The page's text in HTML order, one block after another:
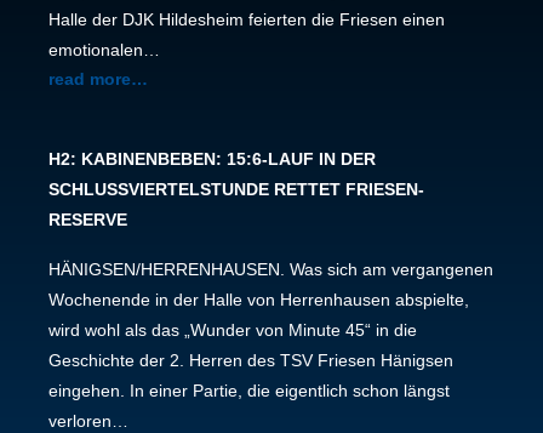
Halle der DJK Hildesheim feierten die Friesen einen
emotionalen…
read more…
H2: KABINENBEBEN: 15:6-LAUF IN DER
SCHLUSSVIERTELSTUNDE RETTET FRIESEN-
RESERVE
HÄNIGSEN/HERRENHAUSEN. Was sich am vergangenen
Wochenende in der Halle von Herrenhausen abspielte,
wird wohl als das „Wunder von Minute 45“ in die
Geschichte der 2. Herren des TSV Friesen Hänigsen
eingehen. In einer Partie, die eigentlich schon längst
verloren…